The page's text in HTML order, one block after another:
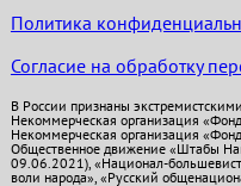
Политика
Согласие на обработку
В России признаны
Некоммерческая организация
Некоммерческая организация
Общественное движение «Штабы
09.06.2021), «Национал-
воли народа», «Русский